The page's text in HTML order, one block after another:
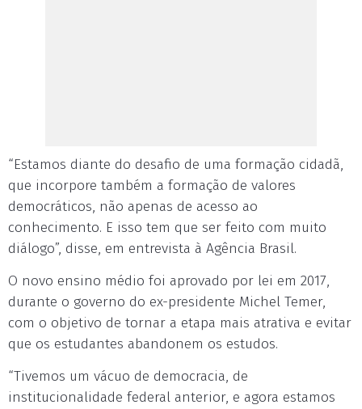
“Estamos diante do desafio de uma formação cidadã,
que incorpore também a formação de valores
democráticos, não apenas de acesso ao
conhecimento. E isso tem que ser feito com muito
diálogo”, disse, em entrevista à Agência Brasil.
O novo ensino médio foi aprovado por lei em 2017,
durante o governo do ex-presidente Michel Temer,
com o objetivo de tornar a etapa mais atrativa e evitar
que os estudantes abandonem os estudos.
“Tivemos um vácuo de democracia, de
institucionalidade federal anterior, e agora estamos